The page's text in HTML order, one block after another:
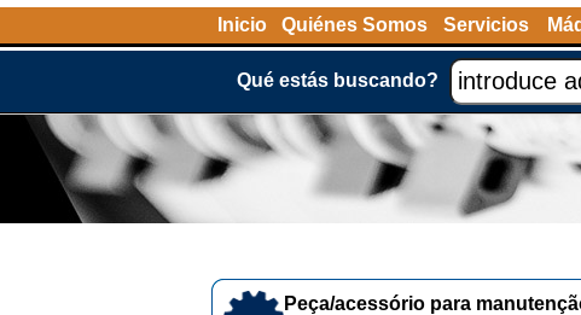
Inicio Quiénes Somos Servicios
Qué estás buscando?
Peça/acessório para